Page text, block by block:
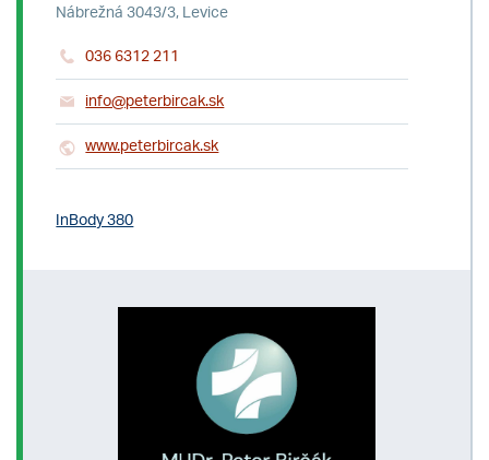
Nábrežná 3043/3, Levice
036 6312 211
info@peterbircak.sk
www.peterbircak.sk
InBody 380